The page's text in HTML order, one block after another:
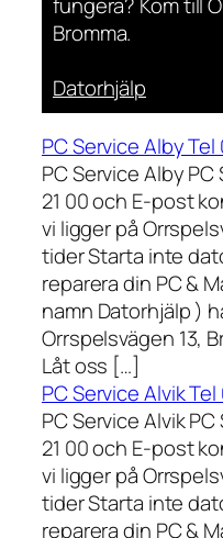
Bromma.
Datorhjälp
PC Service Alby Tel
PC Service Alby
21 00 och E-post
vi ligger på
tider Starta inte
reparera din PC &
namn Datorhjälp )
Orrspelsvägen 13,
Låt oss […]
PC Service Alvik Tel
PC Service Alvik
21 00 och E-post
vi ligger på
tider Starta inte
reparera din PC &